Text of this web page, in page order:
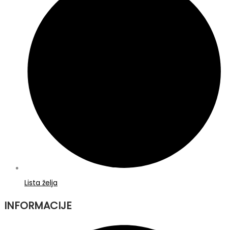
Lista želja
INFORMACIJE